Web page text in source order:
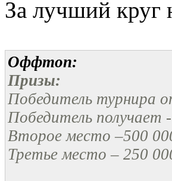
За лучший круг
Оффтоп:
Призы:
Победитель турнира
Победитель получает
Второе место –500
Третье место – 250